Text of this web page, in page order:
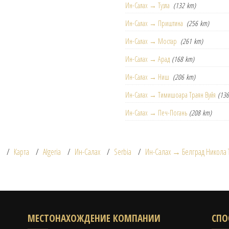
Ин-Салах → Тузла (132 km)
Ин-Салах → Приштина (256 km)
Ин-Салах → Мостар (261 km)
Ин-Салах → Арад (168 km)
Ин-Салах → Ниш (206 km)
Ин-Салах → Тимишоара Траян Вуйя
Ин-Салах → Печ-Погань (208 km)
Карта Algeria Ин-Салах Serbia Ин-Салах → Белград Никола
МЕСТОНАХОЖДЕНИЕ КОМПАНИИ